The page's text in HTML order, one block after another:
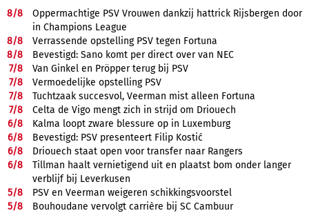
8/8
Oppermachtige PSV Vrouwen dankzij hattrick Rijsbergen door
in Champions League
8/8
Verrassende opstelling PSV tegen Fortuna
8/8
Bevestigd: Sano komt per direct over van NEC
7/8
Van Ginkel en Pröpper terug bij PSV
7/8
Vermoedelijke opstelling PSV
7/8
Tuchtzaak succesvol, Veerman mist alleen Fortuna
7/8
Celta de Vigo mengt zich in strijd om Driouech
6/8
Kalma loopt zware blessure op in Luxemburg
6/8
Bevestigd: PSV presenteert Filip Kostić
6/8
Driouech staat open voor transfer naar Rangers
6/8
Tillman haalt vernietigend uit en plaatst bom onder langer
verblijf bij Leverkusen
5/8
PSV en Veerman weigeren schikkingsvoorstel
5/8
Bouhoudane vervolgt carrière bij SC Cambuur